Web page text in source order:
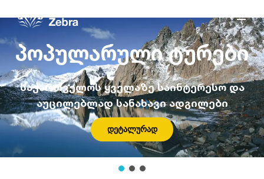
საუკეთესო საბანაკე
საქართველო მთების ქვეყანაა. აქ,
კავკასიის მთებში...
დეტალურად